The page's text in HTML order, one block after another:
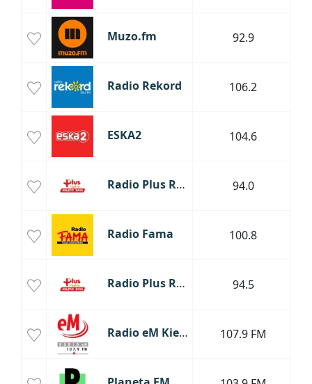
Muzo.fm 92.9
Radio Rekord 106.2
ESKA2 104.6
Radio Plus Radom 94.0
Radio Fama 100.8
Radio Plus Radom 94.5
Radio eM Kielce 107.9 FM